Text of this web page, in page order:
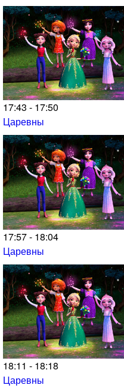
17:43 - 17:50
Царевны
17:57 - 18:04
Царевны
18:11 - 18:18
Царевны